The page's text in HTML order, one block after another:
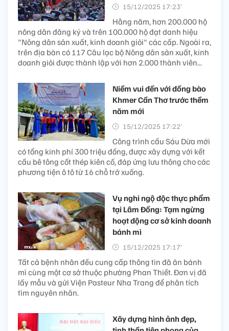
15/12/2025 17:23’
Hằng năm, hơn 200.000 hộ
nông dân đăng ký và trên 100.000 hộ đạt danh hiệu
"Nông dân sản xuất, kinh doanh giỏi" các cấp. Ngoài ra,
trên địa bàn có 117 Câu lạc bộ Nông dân sản xuất, kinh
doanh giỏi được thành lập với hơn 2.000 thành viên...
Niềm vui đến với đồng bào
Khmer Cần Thơ trước thềm
năm mới
15/12/2025 17:22’
Công trình cầu Sáu Dừa mới
có tổng kinh phí 300 triệu đồng, được xây dựng với kết
cấu bê tông cốt thép kiên cố, đáp ứng lưu thông cho các
phương tiện ô tô từ 16 chỗ trở xuống.
Vụ nghi ngộ độc thực phẩm
tại Lâm Đồng: Tạm ngừng
hoạt động cơ sở kinh doanh
bánh mì
15/12/2025 17:17’
Tất cả bệnh nhân đều cung cấp thông tin đã ăn bánh
mì cùng một cơ sở thuộc phường Phan Thiết. Đơn vị đã
lấy mẫu và gửi Viện Pasteur Nha Trang để phân tích
tìm nguyên nhân.
Xây dựng hình ảnh đẹp,